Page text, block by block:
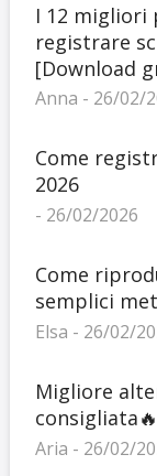
I 12 migliori
registrare
[Download
Anna - 26/02/
Come
2026
- 26/02/2026
Come
semplici
Elsa - 26/02/
Migliore
Aria - 26/02/